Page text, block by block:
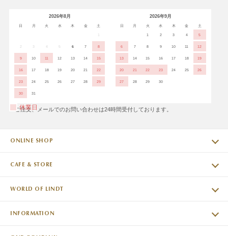
2026年8月
日 月 火 水 木 金 土
2 3 5 6 7 8
9 10 11 12 13 14 15
16 17 18 19 20 21 22
23 24 25 26 27 28 29
30 31
2026年9月
日 月 火 水 木 金 土
1 2 3 4 5
6 7 8 9 10 11 12
13 14 15 16 17 18 19
20 21 22 23 24 25 26
27 28 29 30
休業日
※ご注文、メールでのお問い合わせは24時間受付しております。
ONLINE SHOP
CAFE & STORE
WORLD OF LINDT
INFORMATION